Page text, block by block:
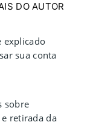
DO AUTOR
explicado
sua conta
sobre
retirada da